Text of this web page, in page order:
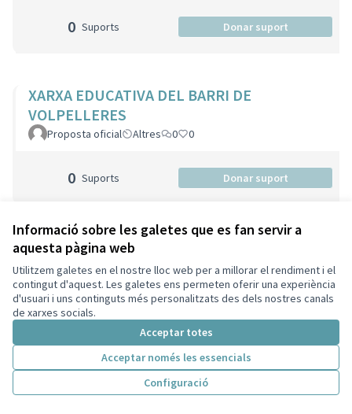
Informació sobre les galetes que es fan servir a
aquesta pàgina web
Utilitzem galetes en el nostre lloc web per a millorar el rendiment i el
contingut d'aquest. Les galetes ens permeten oferir una experiència
d'usuari i uns continguts més personalitzats des dels nostres canals
de xarxes socials.
Acceptar totes
Acceptar només les essencials
Configuració
0 Suports Donar suport
XARXA EDUCATIVA DEL BARRI DE
VOLPELLERES
Proposta oficial Altres 0 0
0 Suports Donar suport
NOVA ESCOLA BRESSOL A VOLPELLERES
Proposta oficial Criança 0 0
0 Suports
Esplais i Colònies inclusives amb monitors
formats en programes tipus #aquí prou